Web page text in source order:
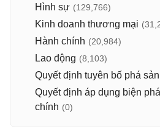
Hình sự (129,766)
Kinh doanh thương mại
Hành chính (20,984)
Lao động (8,103)
Quyết định tuyên bố phá sản
Quyết định áp dụng biện
chính (0)